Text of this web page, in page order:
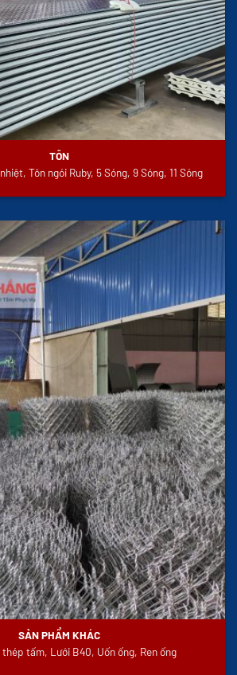
TÔN
Tôn ngói Ruby, 5 Sóng, 9 Sóng, 11 Sóng
SẢN PHẨM KHÁC
thép tấm, Lưới B40, Uốn ống, Ren ống